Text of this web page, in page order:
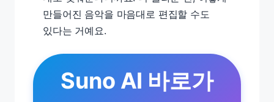
만들어진 음악을 마음대로 편집할 수도
있다는 거예요.
Suno AI 바로가